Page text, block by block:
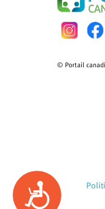
© Portail